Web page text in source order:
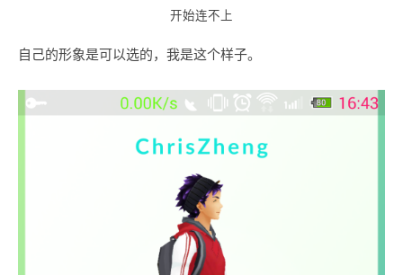
开始连不上
自己的形象是可以选的，我是这个样子。